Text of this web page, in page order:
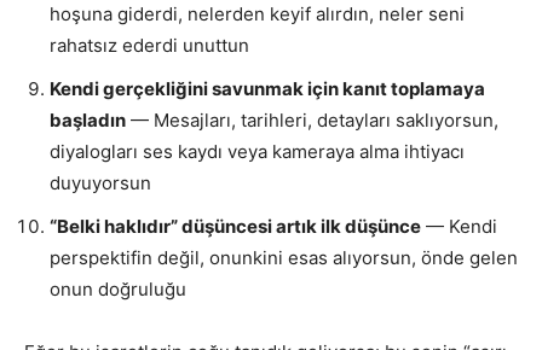
hoşuna giderdi, nelerden keyif alırdın, neler seni
rahatsız ederdi unuttun
Kendi gerçekliğini savunmak için kanıt toplamaya
başladın — Mesajları, tarihleri, detayları saklıyorsun,
diyalogları ses kaydı veya kameraya alma ihtiyacı
duyuyorsun
“Belki haklıdır” düşüncesi artık ilk düşünce — Kendi
perspektifin değil, onunkini esas alıyorsun, önde gelen
onun doğruluğu